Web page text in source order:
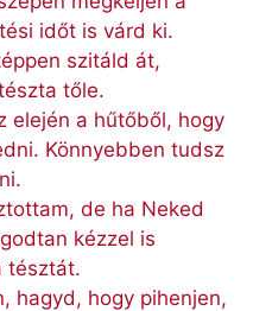
időt is várd ki.
szitáld át,
tőle.
elején a hűtőből, hogy
Könnyebben tudsz
de ha Neked
kézzel is
tésztát.
hagyd, hogy pihenjen,